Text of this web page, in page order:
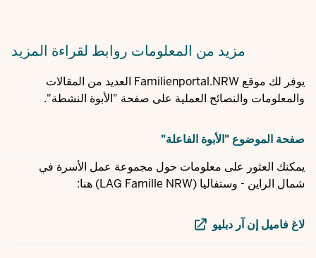
مزيد من المعلومات روابط لقراءة المزيد
يوفر لك موقع Familienportal.NRW العديد من المقالات
والمعلومات والنصائح العملية على صفحة "الأبوة النشطة".
صفحة الموضوع "الأبوة الفاعلة"
يمكنك العثور على معلومات حول مجموعة عمل الأسرة في
شمال الراين - وستفاليا (LAG Famille NRW) هنا:
لاغ فاميل إن آر دبليو